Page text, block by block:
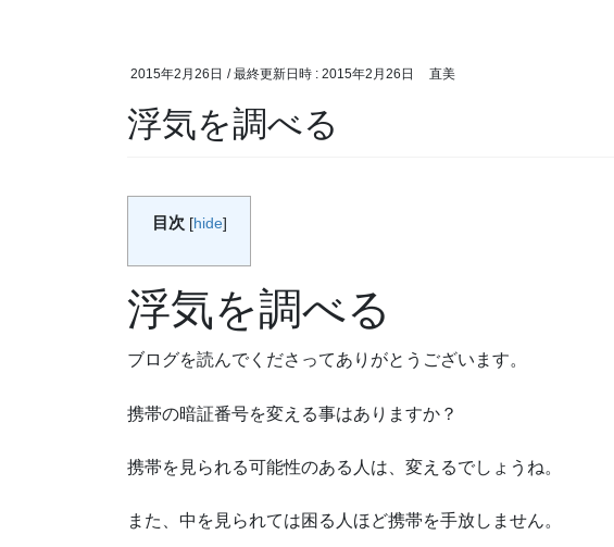
2015年2月26日 / 最終更新日時 : 2015年2月26日 直美
浮気を調べる
目次 [hide]
浮気を調べる
ブログを読んでくださってありがとうございます。
携帯の暗証番号を変える事はありますか？
携帯を見られる可能性のある人は、変えるでしょうね。
また、中を見られては困る人ほど携帯を手放しません。